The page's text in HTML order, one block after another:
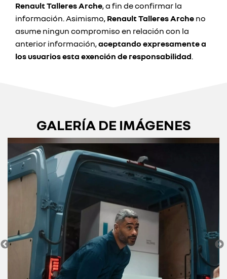
Renault Talleres Arche, a fin de confirmar la
información. Asimismo, Renault Talleres Arche no
asume ningun compromiso en relación con la
anterior información,aceptando expresamente a
los usuarios esta exención de responsabilidad.
GALERÍA DE IMÁGENES